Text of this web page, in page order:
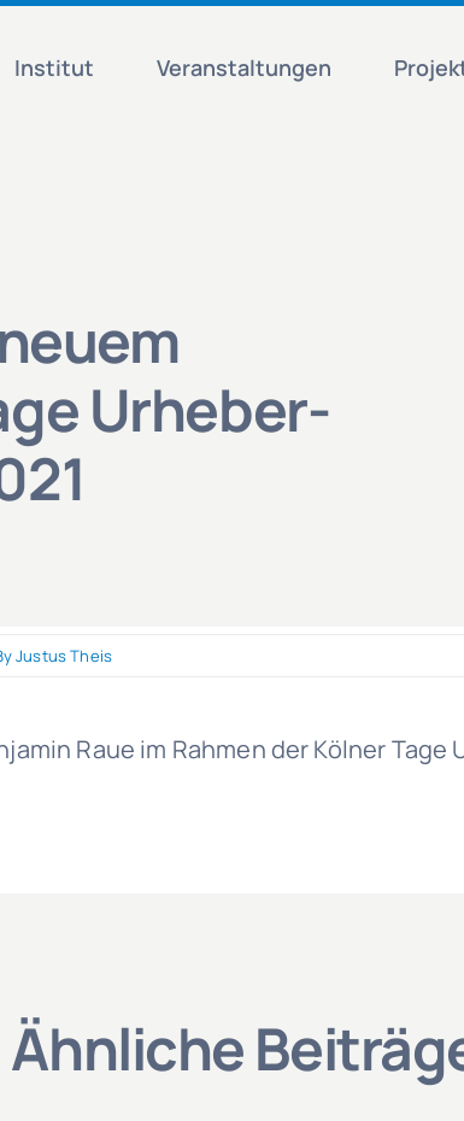
Institut Veranstaltungen
Urheber-
Justus Theis
Raue im Rahmen der Kölner
Ähnliche